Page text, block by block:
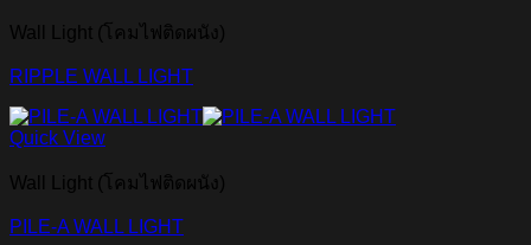
Wall Light (โคมไฟติดผนัง)
RIPPLE WALL LIGHT
Quick View
Wall Light (โคมไฟติดผนัง)
PILE-A WALL LIGHT